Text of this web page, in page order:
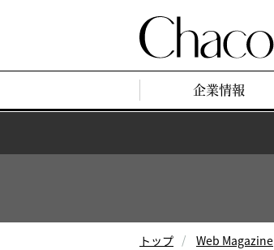
企業情報
トップ Web Magazine